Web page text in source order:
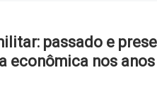
passado e
econômica nos